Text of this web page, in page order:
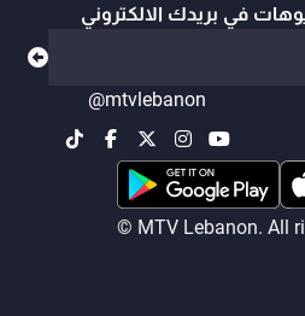
في بريدك الالكتروني
@mtvlebanon
© MTV Lebanon. All